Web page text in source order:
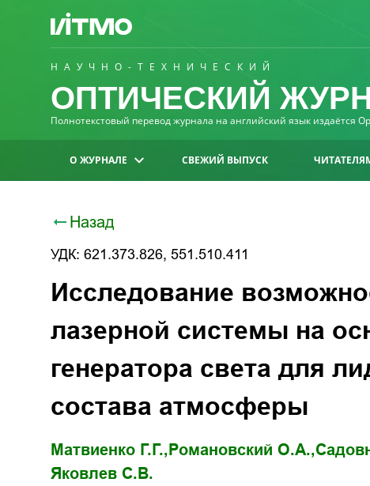
НАУЧНО-ТЕХНИЧЕСКИЙ
ОПТИЧЕСКИЙ
Полнотекстовый перевод журнала на английский язык издаётся
О ЖУРНАЛЕ СВЕЖИЙ ВЫПУСК
Назад
УДК: 621.373.826, 551.510.411
Исследование
лазерной системы на
генератора света для
состава атмосферы
Матвиенко Г.Г., Романовский О.А.,
Яковлев С.В.